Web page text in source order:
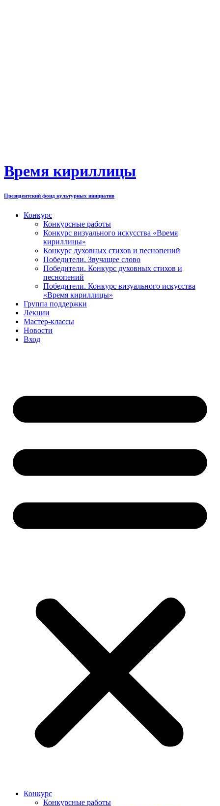
Время кириллицы
Президентский фонд культурных инициатив
Конкурс
Конкурсные работы
Конкурс визуального искусства «Время
кириллицы»
Конкурс духовных стихов и песнопений
Победители. Звучащее слово
Победители. Конкурс духовных стихов и
песнопений
Победители. Конкурс визуального искусства
«Время кириллицы»
Группа поддержки
Лекции
Мастер-классы
Новости
Вход
Конкурс
Конкурсные работы